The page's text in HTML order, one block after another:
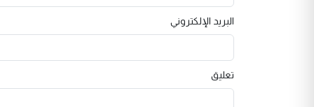
البريد الإلكتروني
تعليق